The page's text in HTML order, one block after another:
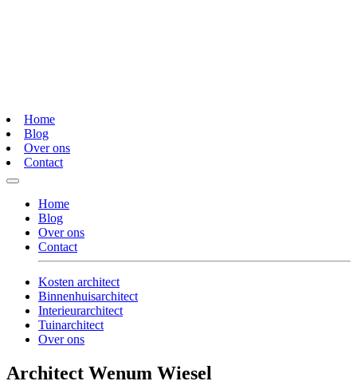
Home
Blog
Over ons
Contact
Home
Blog
Over ons
Contact
Kosten architect
Binnenhuisarchitect
Interieurarchitect
Tuinarchitect
Over ons
Architect Wenum Wiesel